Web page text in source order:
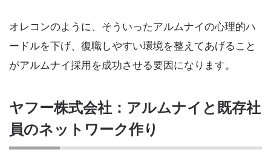
オレコンのように、そういったアルムナイの心理的ハ
ードルを下げ、復職しやすい環境を整えてあげること
がアルムナイ採用を成功させる要因になります。
ヤフー株式会社：アルムナイと既存社
員のネットワーク作り